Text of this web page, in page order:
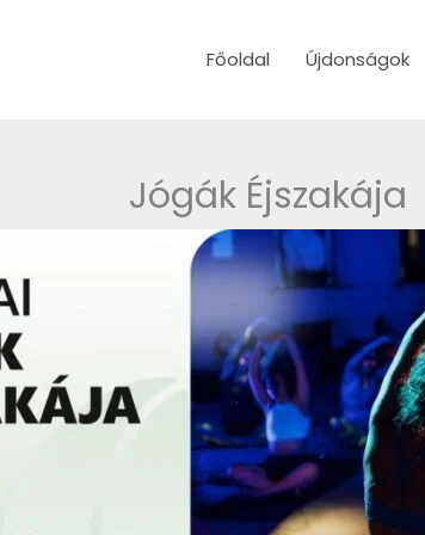
Főoldal Újdonságok
Jógák Éjszakája